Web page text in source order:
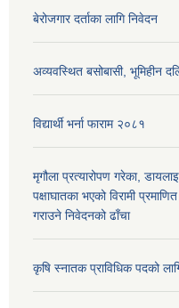
बेरोजगार दर्ताका लागि निवेदन
अव्यवस्थित बसोबासी, भूमिहीन
विद्यार्थी भर्ना फाराम २०८१
मृगौला प्रत्यारोपण गरेका,
पक्षाघातका भएको विरामी
गराउने निवेदनको ढाँचा
कृषि स्नातक प्राविधिक पदको